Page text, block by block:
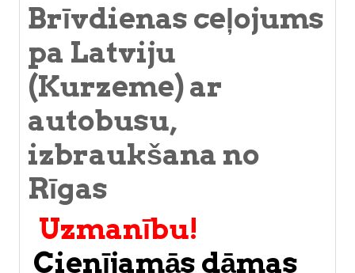
Brīvdienas ceļojums
pa Latviju
(Kurzeme) ar
autobusu,
izbraukšana no
Rīgas
Uzmanību!
Cienījamās dāmas